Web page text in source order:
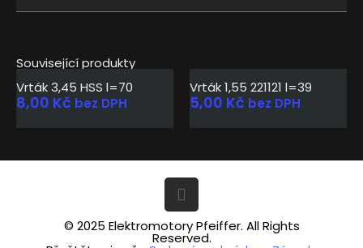
Související produkty
Vrták 3,45 HSS l=70
8,00 Kč bez DPH
Vrták 1,55 221121 l=39
5,00 Kč bez DPH
© 2025 Elektromotory Pfeiffer. All Rights
Reserved.